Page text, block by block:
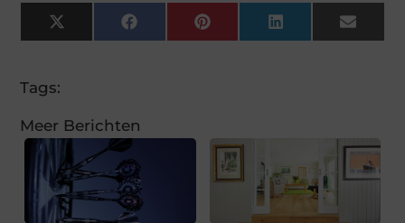
X
(Twitter)
FacebookPinterestLinkedInEmail
Tags:
Meer Berichten